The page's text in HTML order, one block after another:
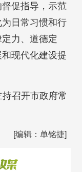
促指导，示范
日常习惯和行
力、道德定
现代化建设提
召开市政府常
[编辑：单铭捷]